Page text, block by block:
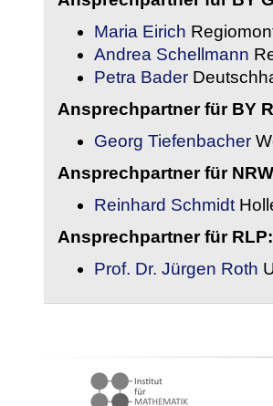
Maria Eirich
Andrea Schellmann
Petra Bader
Ansprechpartner für BY
Georg Tiefenbacher
Ansprechpartner für
Reinhard Schmidt
Ansprechpartner für RLP:
Prof. Dr. Jürgen Roth